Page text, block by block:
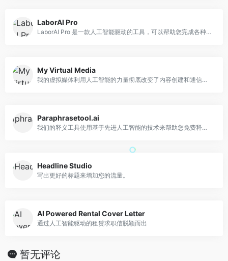
LaborAI Pro
LaborAI Pro 是一款人工智能驱动的工具，可以帮助您完成各种任务，包括编码、文案、创建图像、提供帮助、将语音转换为文本以及生成画外音。它可以自动执行这些任务，让您能够专注于更具创造性和战略性的工作。
My Virtual Media
我的虚拟媒体利用人工智能的力量彻底改变了内容创建和通信。与我们的 AI 聊天机器人进行引人入胜的对话，通过令人惊叹的 AI 生成的艺术作品释放您的创造力，并使用我们精心制作的模板轻松准备各种内容。从社交媒体帖子到广告，从电子邮件草稿到文章，我的虚拟媒体为所有行业的用户提供支持。凭借直观的界面和令人印象深刻的人工智能功能，我们的应用程序可确保高效、愉快的内容创建。无论您是作家、影响者、营销人员还是技术爱好者，我的虚拟媒体都是终极人工智能工具包。
Paraphrasetool.ai
我们的释义工具使用基于先进人工智能的技术来帮助您免费释义句子。该释义器会自动重新表述内容。
Headline Studio
写出更好的标题来增加您的流量。
AI Powered Rental Cover Letter
通过人工智能驱动的租赁求职信脱颖而出
暂无评论